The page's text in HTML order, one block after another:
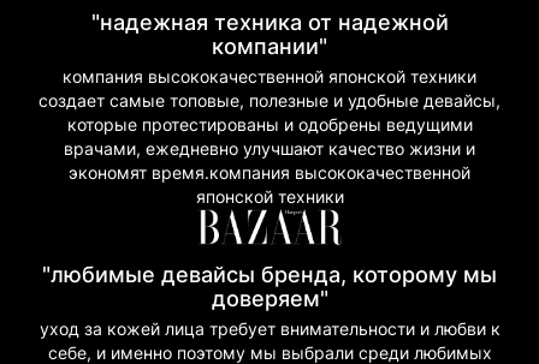
"надежная техника от надежной
компании"
компания высококачественной японской техники
создает самые топовые, полезные и удобные девайсы,
которые протестированы и одобрены ведущими
врачами, ежедневно улучшают качество жизни и
экономят время.компания высококачественной
японской техники
"любимые девайсы бренда, которому мы
доверяем"
уход за кожей лица требует внимательности и любви к
себе, и именно поэтому мы выбрали среди любимых